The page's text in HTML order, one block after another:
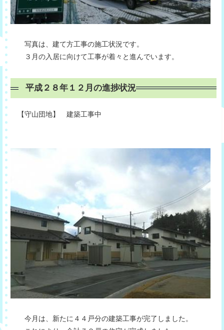
写真は、建て方工事の施工状況です。
３月の入居に向けて工事が着々と進んでいます。
平成２８年１２月の進捗状況
【守山団地】 建築工事中
今月は、新たに４４戸分の建築工事が完了しました。